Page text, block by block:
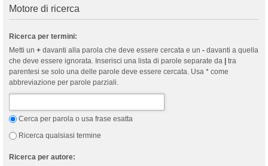
Motore di ricerca
Ricerca per termini:
Metti un + davanti alla parola che deve essere cercata e un - davanti a quella
che deve essere ignorata. Inserisci una lista di parole separate da
tra
parentesi se solo una delle parole deve essere cercata. Usa * come
abbreviazione per parole parziali.
Cerca per parola o usa frase esatta
Ricerca qualsiasi termine
Ricerca per autore: